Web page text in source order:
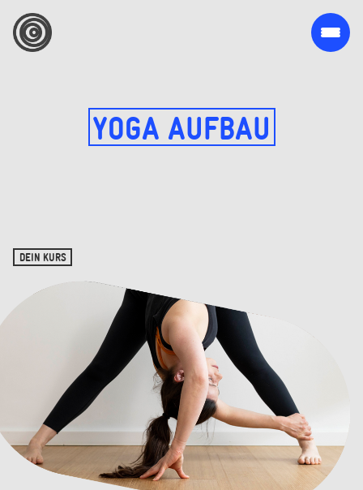
YOGA AUFBAU
DEIN KURS